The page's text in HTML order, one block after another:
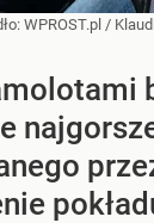
WPROST.pl /